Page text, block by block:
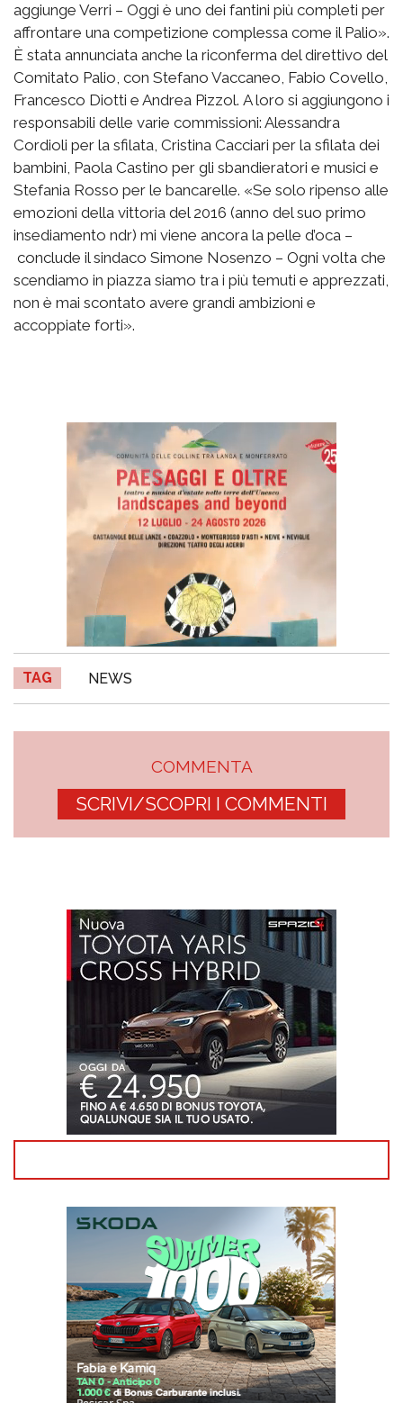
aggiunge Verri – Oggi è uno dei fantini più completi per
affrontare una competizione complessa come il Palio».
È stata annunciata anche la riconferma del direttivo del
Comitato Palio, con Stefano Vaccaneo, Fabio Covello,
Francesco Diotti e Andrea Pizzol. A loro si aggiungono i
responsabili delle varie commissioni: Alessandra
Cordioli per la sfilata, Cristina Cacciari per la sfilata dei
bambini, Paola Castino per gli sbandieratori e musici e
Stefania Rosso per le bancarelle. «Se solo ripenso alle
emozioni della vittoria del 2016 (anno del suo primo
insediamento ndr) mi viene ancora la pelle d’oca –
conclude il sindaco Simone Nosenzo – Ogni volta che
scendiamo in piazza siamo tra i più temuti e apprezzati,
non è mai scontato avere grandi ambizioni e
accoppiate forti».
TAG NEWS
COMMENTA
SCRIVI/SCOPRI I COMMENTI